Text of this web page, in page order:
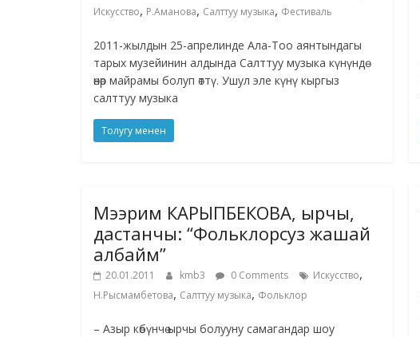
Искусство, Р.Аманова, Салттуу музыка, Фестиваль
2011-жылдын 25-апрелинде Ала-Тоо аянтындагы
тарых музейинин алдында Cалттуу музыка күнүндө
өнөр майрамы болуп өттү. Ушул эле күнү кыргыз
салттуу музыка
Толугу менен
Мээрим КАРЫПБЕКОВА, ырчы,
дастанчы: “Фольклорсуз жашай
албайм”
20.01.2011 kmb3 0 Comments Искусство,
Н.Рысмамбетова, Салттуу музыка, Фольклор
– Азыр көбүнчө ырчы болууну самагандар шоу